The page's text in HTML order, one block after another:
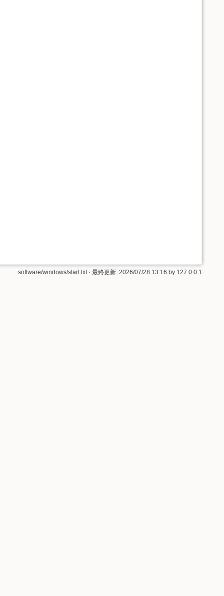
software/windows/start.txt · 最終更新: 2026/07/28 13:16 by 127.0.0.1